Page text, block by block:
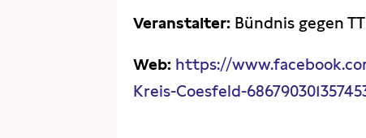
Veranstalter: Bündnis gegen
Web: https://
Kreis-Coesfeld-